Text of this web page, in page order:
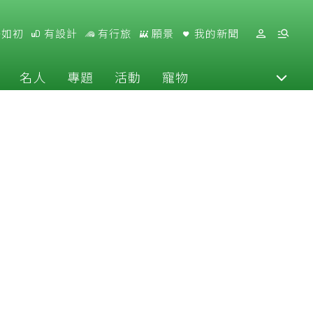
初 有設計 有行旅 願景 我的新聞
名人 專題 活動 寵物